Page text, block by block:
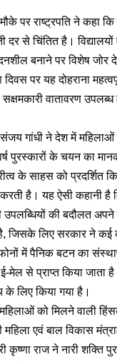
पर राष्‍ट्रपति ने कहा
दर से चिंतित है।
बनाने पर विशेष जोर
पर यह दोहराना
वातावरण
गांधी ने देश में महिलाओं
पुरस्‍कारों के चयन का
के साहस को प्रदर्शित
करती है। यह ऐसी कहानी
की बदौलत अपने
है, जिसके लिए सरकार ने
में पैनिक बटन का
मेल से प्राप्‍त किया
के लिए किया गया है।
महिलाओं को मिलने वाली
एवं बाल विकास
कृष्‍णा राज ने नारी शक्ति